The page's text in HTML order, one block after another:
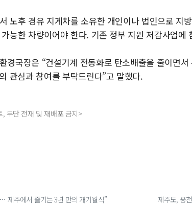
노후 경유 지게차를 소유한 개인이나 법인으로 지
능한 차량이어야 한다. 기존 정부 지원 저감사업에
경국장은 “건설기계 전동화로 탄소배출을 줄이면
관심과 참여를 부탁드린다”고 말했다.
무단 전재 및 재배포 금지>
제주에서 즐기는 3년 만의 개기월식” 제주도, 용